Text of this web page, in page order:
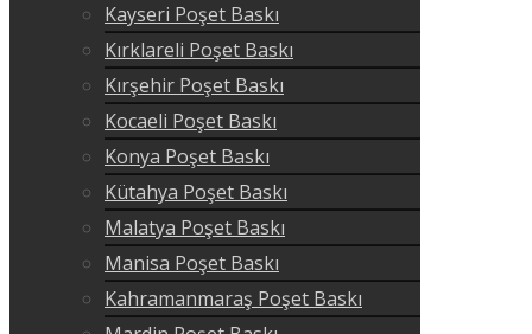
Kayseri Poşet Baskı
Kırklareli Poşet Baskı
Kırşehir Poşet Baskı
Kocaeli Poşet Baskı
Konya Poşet Baskı
Kütahya Poşet Baskı
Malatya Poşet Baskı
Manisa Poşet Baskı
Kahramanmaraş Poşet Baskı